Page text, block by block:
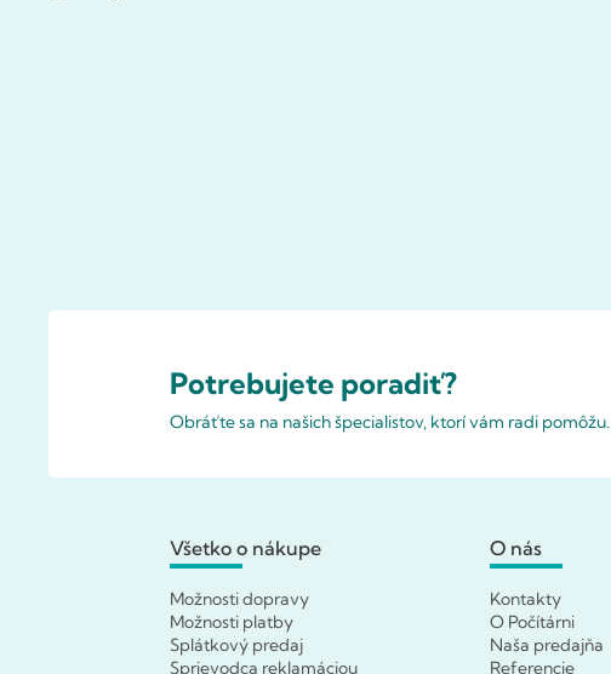
Potrebujete poradiť?
Obráťte sa na našich špecialistov, ktorí vám radi pomôžu.
Všetko o nákupe
Možnosti dopravy
Možnosti platby
Splátkový predaj
Sprievodca reklamáciou
O nás
Kontakty
O Počítárni
Naša predajňa
Referencie